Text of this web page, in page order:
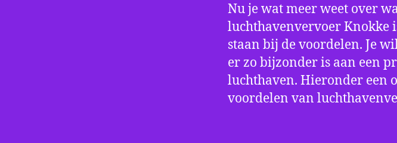
Nu je wat meer weet over
luchthavenvervoer Knokke
staan bij de voordelen. Je
er zo bijzonder is aan een
luchthaven. Hieronder een
voordelen van